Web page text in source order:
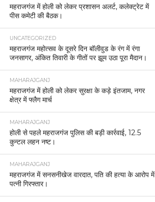
महराजगंज में होली को लेकर प्रशासन अलर्ट, कलेक्ट्रेट में
पीस कमेटी की बैठक।
UNCATEGORIZED
महराजगंज महोत्सव के दूसरे दिन बॉलीवुड के रंग में रंगा
जनसागर, अंकित तिवारी के गीतों पर झूम उठा पूरा मैदान।
MAHARAJGANJ
महराजगंज में होली को लेकर सुरक्षा के कड़े इंतजाम, नगर
क्षेत्र में फ्लैग मार्च
MAHARAJGANJ
होली से पहले महराजगंज पुलिस की बड़ी कार्रवाई, 12.5
कुन्टल लहन नष्ट।
MAHARAJGANJ
महराजगंज में सनसनीखेज वारदात, पति की हत्या के आरोप में
पत्नी गिरफ्तार।